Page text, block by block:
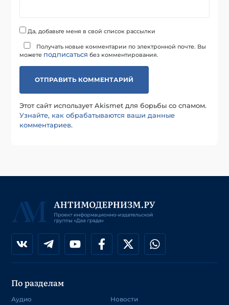
Да, добавьте меня в свой список рассылки
Получать новые комментарии по электронной почте. Вы
можете подписаться без комментирования.
Этот сайт использует Akismet для борьбы со спамом.
Узнайте, как обрабатываются ваши данные
комментариев.
По разделам
Аудио
Новости